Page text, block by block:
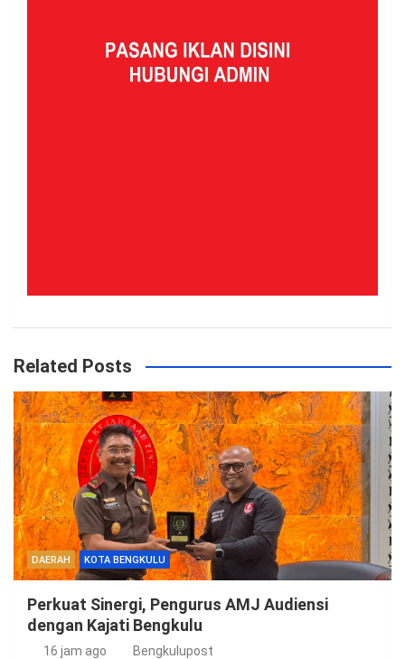
Related Posts
DAERAH KOTA BENGKULU
Perkuat Sinergi, Pengurus AMJ Audiensi
dengan Kajati Bengkulu
16 jam ago Bengkulupost